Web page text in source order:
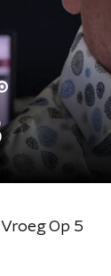
Vroeg Op 5